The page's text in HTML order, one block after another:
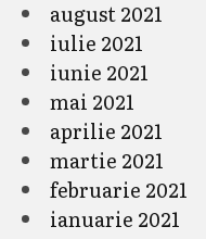
august 2021
iulie 2021
iunie 2021
mai 2021
aprilie 2021
martie 2021
februarie 2021
ianuarie 2021